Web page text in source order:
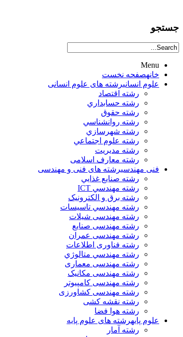
جستجو
Menu
خانهصفحه نخست
علوم انسانيرشته های علوم انسانی
رشته اقتصاد
رشته حسابداري
رشته حقوق
رشته روانشناسي
رشته شهرسازي
رشته علوم اجتماعي
رشته مديريت
رشته معارف اسلامی
فنی مهندسیرشته های فنی و مهندسی
رشته صنايع غذايي
رشته مهندسي ICT
رشته برق و الکترونيک
رشته مهندسي تاسيسات
رشته مهندسی شیلات
رشته مهندسی صنایع
رشته مهندسی عمران
رشته فناوری اطلاعات
رشته مهندسي متالوژي
رشته مهندسی معماری
رشته مهندسی مکانیک
رشته مهندسی کامپیوتر
رشته مهندسی کشاورزی
رشته نقشه کشی
رشته هوا فضا
علوم پایهرشته های علوم پایه
رشته آمار